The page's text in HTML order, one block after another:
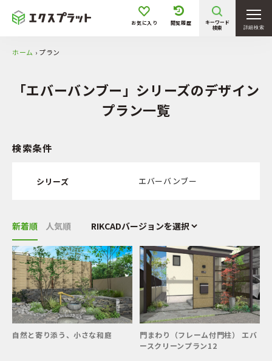
詳細検索
高低差有
階段／スロープ
駐車1台
お気に入り 閲覧履歴
キーワード
検索
ホーム › プラン
「エバーバンブー」シリーズのデザイン
プラン一覧
検索条件
シリーズ エバーバンブー
新着順 人気順
自然と寄り添う、小さな和庭
門まわり（フレーム付門柱） エバ
ースクリーンプラン12